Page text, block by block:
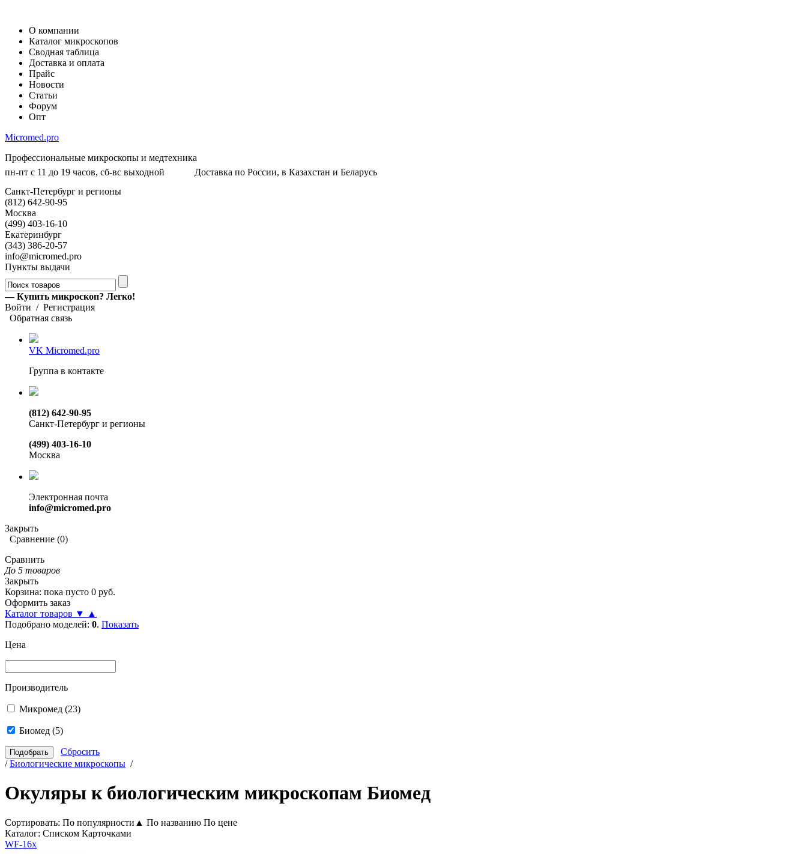
О компании
Каталог микроскопов
Сводная таблица
Доставка и оплата
Прайс
Новости
Статьи
Форум
Опт
Micromed.pro
Профессиональные микроскопы и медтехника
пн-пт с 11 до 19 часов, сб-вс выходной
Доставка по России, в Казахстан и Беларусь
Санкт-Петербург и регионы
(812) 642-90-95
Москва
(499) 403-16-10
Екатеринбург
(343) 386-20-57
info@micromed.pro
Пункты выдачи
— Купить микроскоп? Легко!
Войти / Регистрация
Обратная связь
VK Micromed.pro
Группа в контакте
(812) 642-90-95
Санкт-Петербург и регионы
(499) 403-16-10
Москва
Электронная почта
info@micromed.pro
Закрыть
Сравнение (0)
Сравнить
До 5 товаров
Закрыть
Корзина: пока пусто 0 руб.
Оформить заказ
Каталог товаров ▼
▲
Подобрано моделей: 0. Показать
Цена
Производитель
Микромед (23)
Биомед (5)
Сбросить
/ Биологические микроскопы /
Окуляры к биологическим микроскопам Биомед
Сортировать: По популярности ▲ По названию По цене
Каталог: Списком Карточками
WF-16х